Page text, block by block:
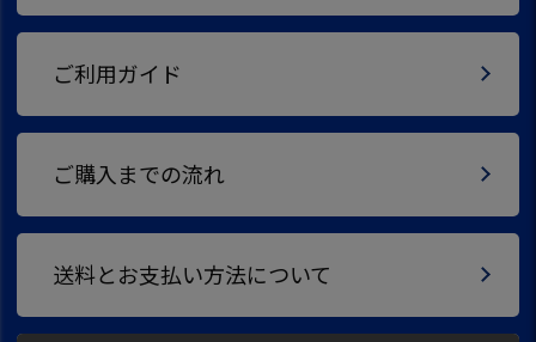
ご利用ガイド
ご購入までの流れ
送料とお支払い方法について